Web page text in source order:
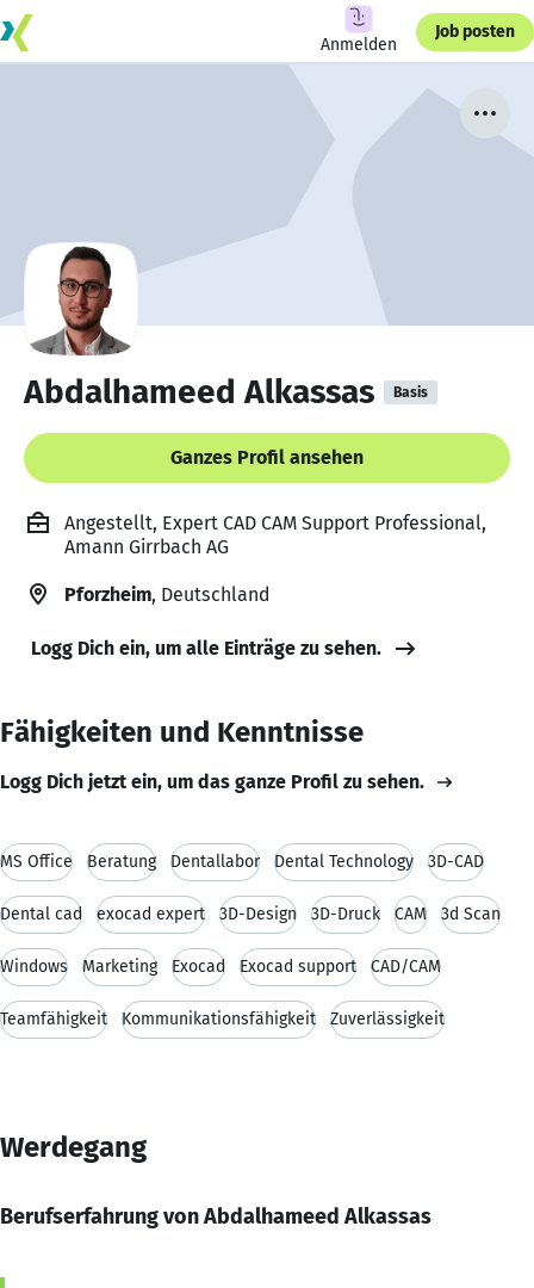
Anmelden
Job posten
Abdalhameed Alkassas Basis
Ganzes Profil ansehen
Angestellt, Expert CAD CAM Support Professional,
Amann Girrbach AG
Pforzheim, Deutschland
Logg Dich ein, um alle Einträge zu sehen.
Fähigkeiten und Kenntnisse
Logg Dich jetzt ein, um das ganze Profil zu sehen.
MS Office Beratung Dentallabor Dental Technology 3D-CAD
Dental cad exocad expert 3D-Design 3D-Druck CAM 3d Scan
Windows Marketing Exocad Exocad support CAD/CAM
Teamfähigkeit Kommunikationsfähigkeit Zuverlässigkeit
Werdegang
Berufserfahrung von Abdalhameed Alkassas